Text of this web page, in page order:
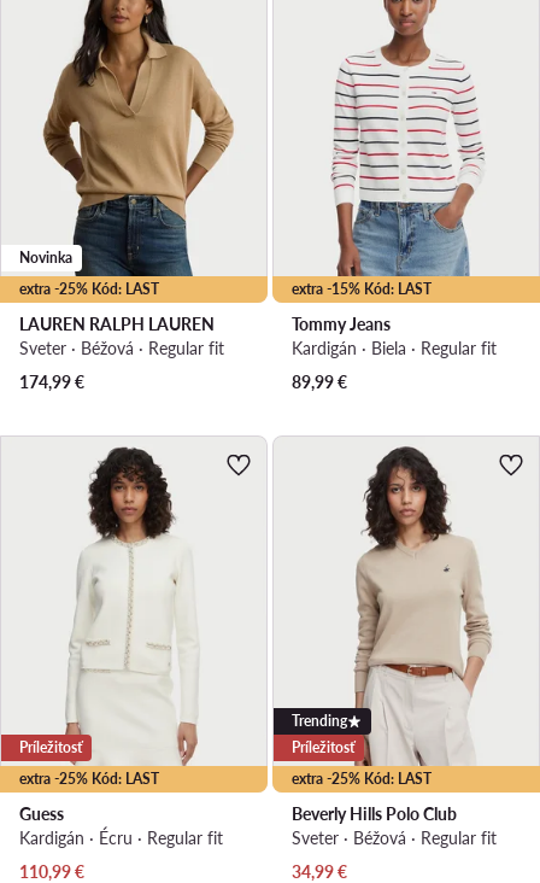
extra -25% Kód: LAST
Novinka
LAUREN RALPH LAUREN
Sveter · Béžová · Regular fit
174,99€
extra -15% Kód: LAST
Tommy Jeans
Kardigán · Biela · Regular fit
89,99€
extra -25% Kód: LAST
Príležitosť
Guess
Kardigán · Écru · Regular fit
Aktuálna cena
110,99€
extra -25% Kód: LAST
Trending
Príležitosť
Beverly Hills Polo Club
Sveter · Béžová · Regular fit
Aktuálna cena
34,99€